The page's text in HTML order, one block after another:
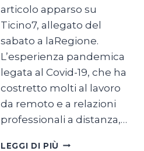
articolo apparso su
Ticino7, allegato del
sabato a laRegione.
L’esperienza pandemica
legata al Covid-19, che ha
costretto molti al lavoro
da remoto e a relazioni
professionali a distanza,…
LEGGI DI PIÙ E